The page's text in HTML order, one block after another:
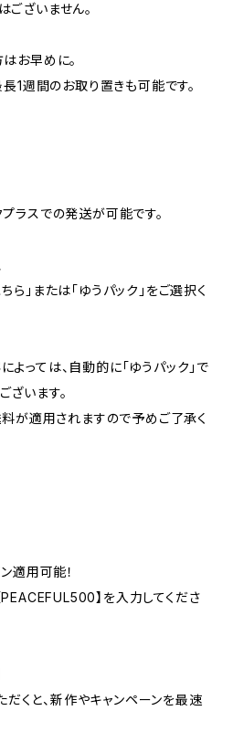
ざいません。
お早めに。
長1週間のお取り置きも可能です。
ラスでの発送が可能です。
」または「ゆうパック」をご選択く
っては、自動的に「ゆうパック」で
います。
料が適用されますので予めご了承く
適用可能！
】を入力してくださ
くと、新作やキャンペーンを最速